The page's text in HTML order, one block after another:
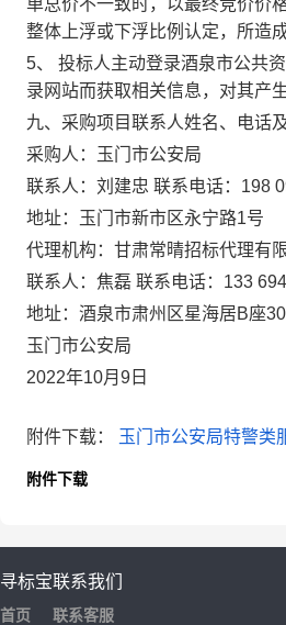
单总价不一致时，以最终竞价价
整体上浮或下浮比例认定，所造
5、 投标人主动登录酒泉市公共
录网站而获取相关信息，对其产
九、采购项目联系人姓名、电话及
采购人：玉门市公安局
联系人： 刘建忠 联系电话： 198
地址：玉门市新市区永宁路1号
代理机构：甘肃常晴招标代理有
联系人：焦磊 联系电话： 133
地址：酒泉市肃州区星海居B座
玉门市公安局
2022年10月 9 日
附件下载： 玉门市公安局特警类
附件下载
寻标宝
首页
联系我们
联系客服